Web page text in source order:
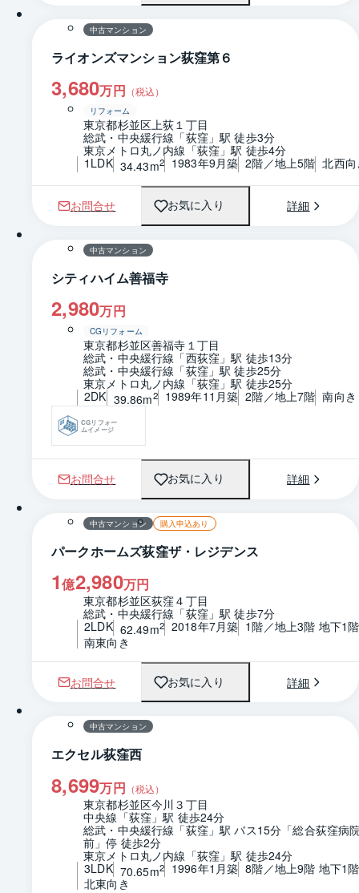
中古マンション
ライオンズマンション荻窪第６
3,680万円 （税込）
リフォーム
東京都杉並区上荻１丁目
総武・中央緩行線「荻窪」駅 徒歩3分
東京メトロ丸ノ内線「荻窪」駅 徒歩4分
1LDK 34.43m2 1983年9月築 2階／地上5階 北西
お問合せ お気に入り 詳細
1 / 0 間取り
中古マンション
シティハイム善福寺
2,980万円
CGリフォーム
東京都杉並区善福寺１丁目
総武・中央緩行線「西荻窪」駅 徒歩13分
総武・中央緩行線「荻窪」駅 徒歩25分
東京メトロ丸ノ内線「荻窪」駅 徒歩25分
2DK 39.86m2 1989年11月築 2階／地上7階 南向き
CGリフォー
ムイメージ
お問合せ お気に入り 詳細
1 / 0 間取り
中古マンション 購入申込あり
パークホームズ荻窪ザ・レジデンス
1億2,980万円
東京都杉並区荻窪４丁目
総武・中央緩行線「荻窪」駅 徒歩7分
2LDK 62.49m2 2018年7月築 1階／地上3階 地下1階
南東向き
お問合せ お気に入り 詳細
1 / 0 間取り
中古マンション
エクセル荻窪西
8,699万円 （税込）
東京都杉並区今川３丁目
中央線「荻窪」駅 徒歩24分
総武・中央緩行線「荻窪」駅 バス15分「総合荻窪病
前」停 徒歩2分
東京メトロ丸ノ内線「荻窪」駅 徒歩24分
3LDK 70.65m2 1996年1月築 8階／地上9階 地下1階
北東向き